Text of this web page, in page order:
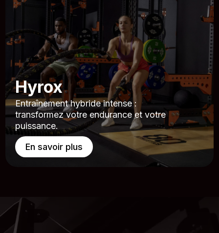
Hyrox
Entraînement hybride intense :
transformez votre endurance et votre
puissance.
En savoir plus